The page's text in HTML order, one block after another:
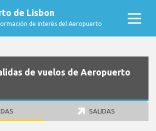
de Lisbon
de interés del Aeropuerto
de vuelos de Aeropuerto
SALIDAS